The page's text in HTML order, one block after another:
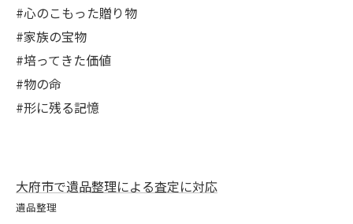
#心のこもった贈り物
#家族の宝物
#培ってきた価値
#物の命
#形に残る記憶
大府市で遺品整理による査定に対応
遺品整理